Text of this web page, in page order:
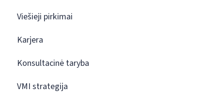
Viešieji pirkimai
Karjera
Konsultacinė taryba
VMI strategija